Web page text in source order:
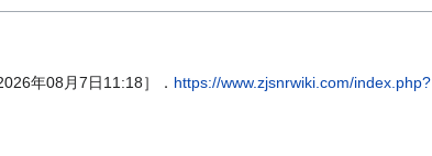
年08月7日11:18］． https://www.zjsnrwiki.com/index.php?